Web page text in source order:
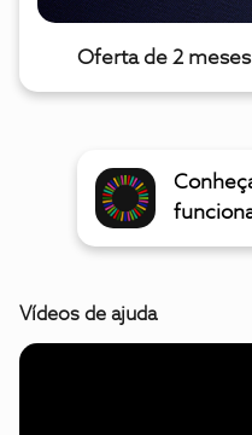
Oferta de 2
Vídeos de ajuda